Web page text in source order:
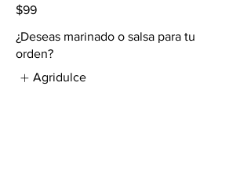
$99
¿Deseas marinado o salsa para tu
orden?
Agridulce